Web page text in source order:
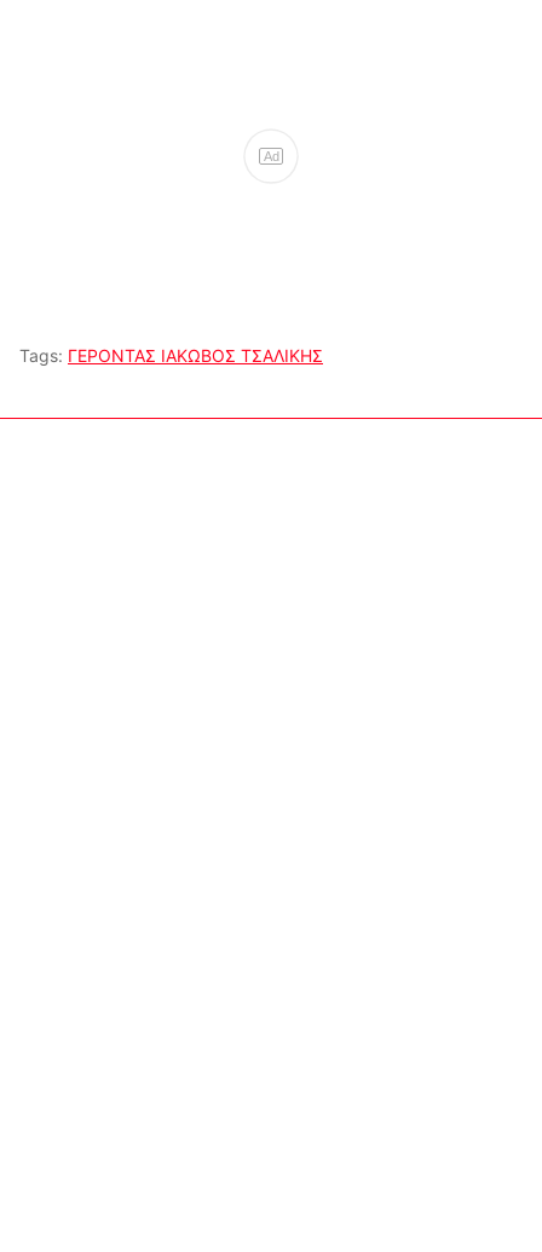
Ad
Tags: ΓΕΡΟΝΤΑΣ ΙΑΚΩΒΟΣ ΤΣΑΛΙΚΗΣ